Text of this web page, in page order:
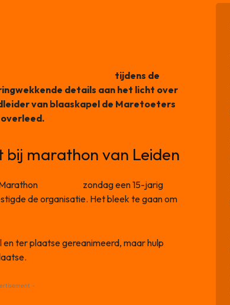
tijdens de
details aan het licht over
van blaaskapel de Maretoeters
overleed.
bij marathon van Leiden
zondag een 15-jarig
de organisatie. Het bleek te gaan om
ter plaatse gereanimeerd, maar hulp
-